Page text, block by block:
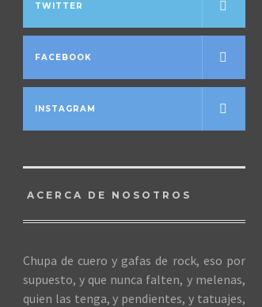
TWITTER
FACEBOOK
INSTAGRAM
ACERCA DE NOSOTROS
Chupa de cuero y gafas de rock, eso por
supuesto, y que nunca falten, y melenas,
quien las tenga, y pendientes, y tatuajes,